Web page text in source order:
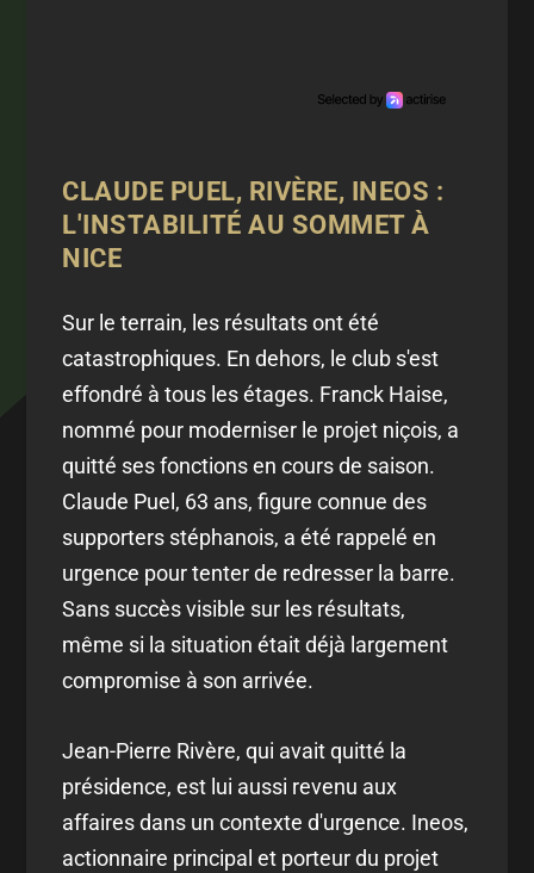
CLAUDE PUEL, RIVÈRE, INEOS :
L'INSTABILITÉ AU SOMMET À
NICE
Sur le terrain, les résultats ont été
catastrophiques. En dehors, le club s'est
effondré à tous les étages. Franck Haise,
nommé pour moderniser le projet niçois, a
quitté ses fonctions en cours de saison.
Claude Puel, 63 ans, figure connue des
supporters stéphanois, a été rappelé en
urgence pour tenter de redresser la barre.
Sans succès visible sur les résultats,
même si la situation était déjà largement
compromise à son arrivée.
Jean-Pierre Rivère, qui avait quitté la
présidence, est lui aussi revenu aux
affaires dans un contexte d'urgence. Ineos,
actionnaire principal et porteur du projet